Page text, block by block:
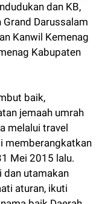
dan KB,
Grand Darussalam
Kanwil Kemenag
Kabupaten
baik,
jemaah umrah
melalui travel
memberangkatkan
Mei 2015 lalu.
dan utamakan
aturan, ikuti